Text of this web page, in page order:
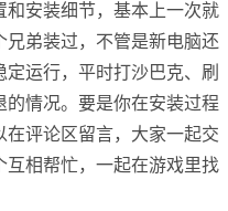
安装细节，基本上一次就
弟装过，不管是新电脑还
运行，平时打沙巴克、刷
情况。要是你在安装过程
评论区留言，大家一起交
相帮忙，一起在游戏里找